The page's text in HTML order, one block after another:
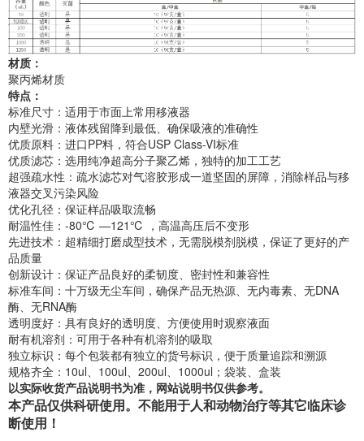
材质：
聚丙烯材质
特点：
标准尺寸：适用于市面上常用移液器
内壁光滑：液体残留降到最低、确保吸液的准确性
优质原料：进口PP料，符合USP Class-VI标准
优质滤芯：选用纯净超高分子聚乙烯，独特的加工工艺
超强疏水性：疏水滤芯对气溶胶形成一道坚固的屏障，消除样品与移
液器交叉污染风险
优化孔径：保证样品吸取流畅
耐温性佳：-80℃ —121℃ ，高温高压后不变形
先进技术：超精细打磨成型技术，无需脱模剂脱模，保证了更好的产
品质量
创新设计：保证产品良好的柔韧度、密封性和兼容性
标准车间：十万级无尘车间，确保产品无热源、无内毒素、无DNA
酶、无RNA酶
透明度好：具有良好的透明度、方便使用时观察液面
耐有机溶剂：可用于各种有机溶剂的吸取
独立标识：每个包装都有独立的货号标识，便于质量追踪和溯源
规格齐全：10ul、100ul、200ul、1000ul；袋装、盒装
以实际收货产品说明书为准，网站说明书仅供参考。
本产品仅供科研使用。不能用于人和动物治疗等其它临床诊
断使用！